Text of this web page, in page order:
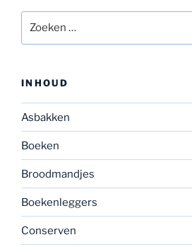
naar:
INHOUD
Asbakken
Boeken
Broodmandjes
Boekenleggers
Conserven